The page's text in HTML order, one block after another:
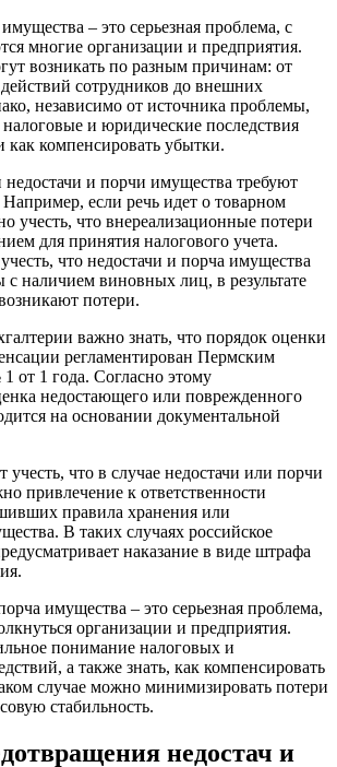
– это серьезная проблема, с
многие организации и предприятия.
возникать по разным причинам: от
сотрудников до внешних
независимо от источника проблемы,
и юридические последствия
как компенсировать убытки.
и порчи имущества требуют
если речь идет о товарном
учесть, что внереализационные потери
для принятия налогового учета.
что недостачи и порча имущества
с наличием виновных лиц, в результате
потери.
важно знать, что порядок оценки
регламентирован Пермским
от 1 года. Согласно этому
недостающего или поврежденного
на основании документальной
учесть, что в случае недостачи или порчи
привлечение к ответственности
правила хранения или
В таких случаях российское
наказание в виде штрафа
имущества – это серьезная проблема,
организации и предприятия.
понимание налоговых и
а также знать, как компенсировать
случае можно минимизировать потери
стабильность.
недостач и